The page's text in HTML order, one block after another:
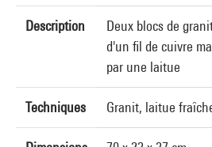
Description
Deux blocs de
d'un fil de cuivre
par une laitue
Techniques Granit, laitue